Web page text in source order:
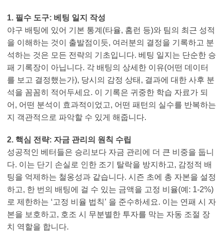
1. 필수 도구: 베팅 일지 작성
야구 배팅에 있어 기본 통계(타율, 홈런 등)와 팀의 최근 성적
을 이해하는 것이 출발점이듯, 여러분의 결정을 기록하고 분
석하는 것은 모든 전략의 기초입니다. 베팅 일지는 단순한 승
패 기록장이 아닙니다. 각 배팅의 상세한 이유(어떤 데이터
를 보고 결정했는가), 당시의 감정 상태, 결과에 대한 사후 분
석을 꼼꼼히 적어두세요. 이 기록은 귀중한 학습 자료가 되
어, 어떤 분석이 효과적이었고, 어떤 패턴의 실수를 반복하는
지 객관적으로 파악할 수 있게 해줍니다.
2. 핵심 전략: 자금 관리의 원칙 수립
성공적인 베터들은 승리보다 자금 관리에 더 큰 비중을 둡니
다. 이는 단기 손실로 인한 조기 탈락을 방지하고, 감정적 배
팅을 억제하는 철옹성과 같습니다. 시즌 초에 총 자본을 설정
하고, 한 번의 배팅에 걸 수 있는 금액을 고정 비율(예: 1-2%)
로 제한하는 ‘고정 비율 법칙’ 을 준수하세요. 이는 연패 시 자
본을 보호하고, 호조 시 무분별한 투자를 막는 자동 조절 장
치 역할을 합니다.